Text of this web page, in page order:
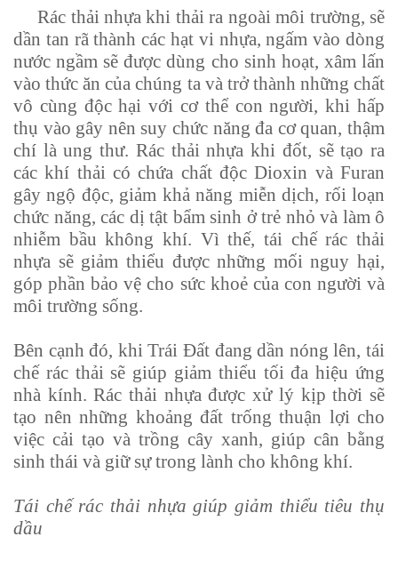
Rác thải nhựa khi thải ra ngoài môi trường, sẽ
dần tan rã thành các hạt vi nhựa, ngấm vào dòng
nước ngầm sẽ được dùng cho sinh hoạt, xâm lấn
vào thức ăn của chúng ta và trở thành những chất
vô cùng độc hại với cơ thể con người, khi hấp
thụ vào gây nên suy chức năng đa cơ quan, thậm
chí là ung thư. Rác thải nhựa khi đốt, sẽ tạo ra
các khí thải có chứa chất độc Dioxin và Furan
gây ngộ độc, giảm khả năng miễn dịch, rối loạn
chức năng, các dị tật bẩm sinh ở trẻ nhỏ và làm ô
nhiễm bầu không khí. Vì thế, tái chế rác thải
nhựa sẽ giảm thiểu được những mối nguy hại,
góp phần bảo vệ cho sức khoẻ của con người và
môi trường sống.
Bên cạnh đó, khi Trái Đất đang dần nóng lên, tái
chế rác thải sẽ giúp giảm thiểu tối đa hiệu ứng
nhà kính. Rác thải nhựa được xử lý kịp thời sẽ
tạo nên những khoảng đất trống thuận lợi cho
việc cải tạo và trồng cây xanh, giúp cân bằng
sinh thái và giữ sự trong lành cho không khí.
Tái chế rác thải nhựa giúp giảm thiểu tiêu thụ
dầu